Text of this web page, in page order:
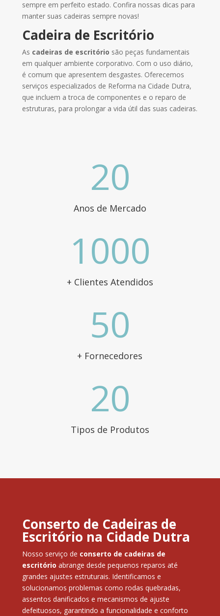
sempre em perfeito estado. Confira nossas dicas para
manter suas cadeiras sempre novas!
Cadeira de Escritório
As cadeiras de escritório são peças fundamentais
em qualquer ambiente corporativo. Com o uso diário,
é comum que apresentem desgastes. Oferecemos
serviços especializados de Reforma na Cidade Dutra,
que incluem a troca de componentes e o reparo de
estruturas, para prolongar a vida útil das suas cadeiras.
20
Anos de Mercado
1000
+ Clientes Atendidos
50
+ Fornecedores
20
Tipos de Produtos
Conserto de Cadeiras de
Escritório na Cidade Dutra
Nosso serviço de conserto de cadeiras de
escritório abrange desde pequenos reparos até
grandes ajustes estruturais. Identificamos e
solucionamos problemas como rodas quebradas,
assentos danificados e mecanismos de ajuste
defeituosos, garantindo a funcionalidade e conforto